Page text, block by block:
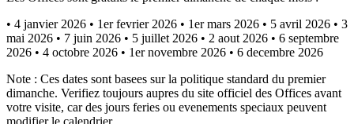
• 4 janvier 2026 • 1er fevrier 2026 • 1er mars 2026 • 5 avril 2026 • 3
mai 2026 • 7 juin 2026 • 5 juillet 2026 • 2 aout 2026 • 6 septembre
2026 • 4 octobre 2026 • 1er novembre 2026 • 6 decembre 2026
Note : Ces dates sont basees sur la politique standard du premier
dimanche. Verifiez toujours aupres du site officiel des Offices avant
votre visite, car des jours feries ou evenements speciaux peuvent
modifier le calendrier.